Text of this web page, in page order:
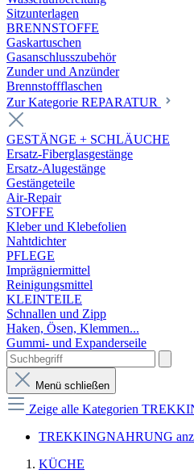
Sitzunterlagen
BRENNSTOFFE
Gaskartuschen
Gasanschlusszubehör
Zunder und Anzünder
Brennstoffflaschen
Zur Kategorie REPARATUR
GESTÄNGE + SCHLÄUCHE
Ersatz-Fiberglasgestänge
Ersatz-Alugestänge
Gestängeteile
Air-Repair
STOFFE
Kleber und Klebefolien
Nahtdichter
PFLEGE
Imprägniermittel
Reinigungsmittel
KLEINTEILE
Schnallen und Zipp
Haken, Ösen, Klemmen...
Gummi- und Expanderseile
Menü schließen
Zeige alle Kategorien
TREKKINGNAHRUNG
KÜCHE